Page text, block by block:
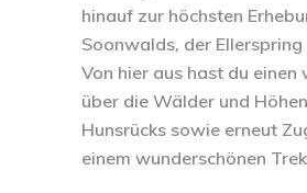
hinauf zur höchsten
Soonwalds, der Ellerspring
Von hier aus hast du einen
über die Wälder und
Hunsrücks sowie erneut
einem wunderschönen